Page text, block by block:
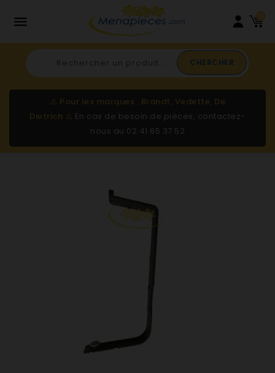
 0
CHERCHER
⚠️ Pour les marques : Brandt, Vedette, De
Dietrich ⚠️ En cas de besoin de pièces, contactez-
nous au 02 41 65 37 52